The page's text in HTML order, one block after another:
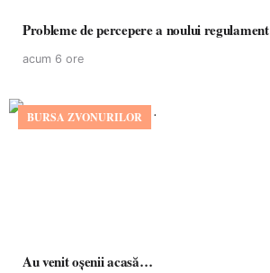
Probleme de percepere a noului regulament
acum 6 ore
BURSA ZVONURILOR
Au venit oșenii acasă…